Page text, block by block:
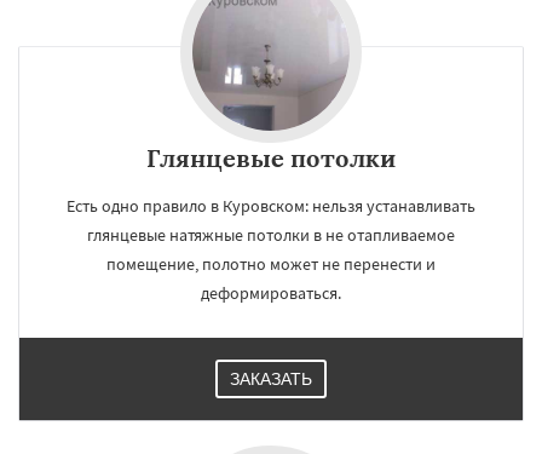
Глянцевые потолки
Есть одно правило в Куровском: нельзя устанавливать
глянцевые натяжные потолки в не отапливаемое
помещение, полотно может не перенести и
деформироваться.
ЗАКАЗАТЬ